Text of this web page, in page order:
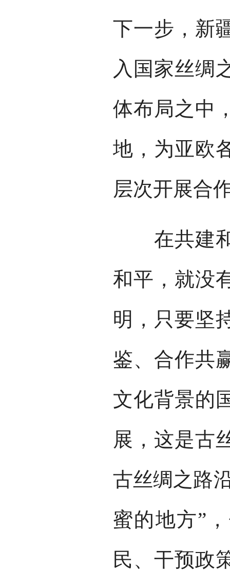
下一步，新
入国家丝绸
体布局之中
地，为亚欧
层次开展合
在共建和
和平，就没
明，只要坚
鉴、合作共
文化背景的
展，这是古
古丝绸之路
蜜的地方”
民、干预政